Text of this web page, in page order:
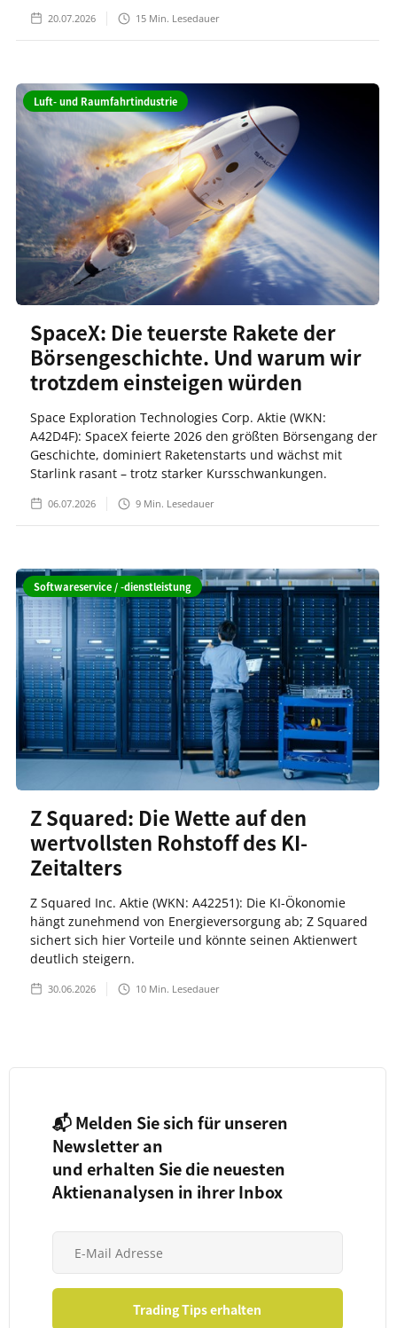
20.07.2026 15 Min. Lesedauer
Luft- und Raumfahrtindustrie
SpaceX: Die teuerste Rakete der
Börsengeschichte. Und warum wir
trotzdem einsteigen würden
Space Exploration Technologies Corp. Aktie (WKN:
A42D4F): SpaceX feierte 2026 den größten Börsengang der
Geschichte, dominiert Raketenstarts und wächst mit
Starlink rasant – trotz starker Kursschwankungen.
06.07.2026 9 Min. Lesedauer
Softwareservice / -dienstleistung
Z Squared: Die Wette auf den
wertvollsten Rohstoff des KI-
Zeitalters
Z Squared Inc. Aktie (WKN: A42251): Die KI-Ökonomie
hängt zunehmend von Energieversorgung ab; Z Squared
sichert sich hier Vorteile und könnte seinen Aktienwert
deutlich steigern.
30.06.2026 10 Min. Lesedauer
📬 Melden Sie sich für unseren
Newsletter an
und erhalten Sie die neuesten
Aktienanalysen in ihrer Inbox